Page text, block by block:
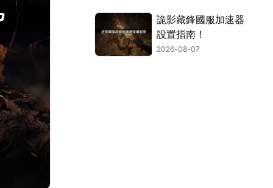
詭影藏鋒國服加速器
設置指南！
2026-08-07